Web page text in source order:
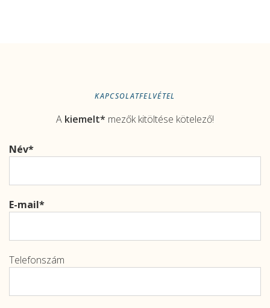
KAPCSOLATFELVÉTEL
A kiemelt* mezők kitöltése kötelező!
Név
E-mail
Telefonszám